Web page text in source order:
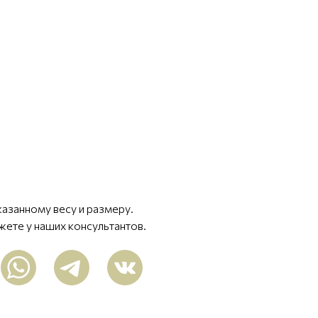
весу и размеру.
у наших консультантов.